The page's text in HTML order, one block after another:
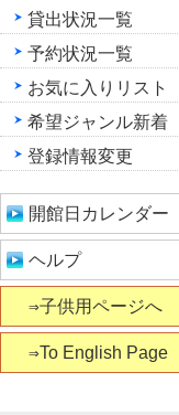
貸出状況一覧
予約状況一覧
お気に入りリスト
希望ジャンル新着
登録情報変更
開館日カレンダー
ヘルプ
⇒子供用ページへ
⇒To English Page